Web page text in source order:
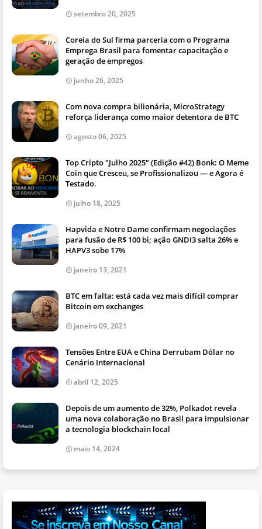
setembro 20, 2025
Coreia do Sul firma parceria com o Programa
Emprega Brasil para fomentar capacitação e
geração de empregos
junho 26, 2025
Com nova compra bilionária, MicroStrategy
reforça liderança como maior detentora de BTC
agosto 06, 2025
Top Cripto "Julho 2025" (Edição #42) Bonk: O Meme
Coin que Cresceu, se Profissionalizou — e Agora é
Testado.
julho 18, 2025
Hapvida e Notre Dame confirmam negociações
para fusão de R$ 100 bi; ação GNDI3 salta 26% e
HAPV3 sobe 17%
janeiro 13, 2021
BTC em falta: está cada vez mais difícil comprar
Bitcoin em exchanges
janeiro 09, 2021
Tensões Entre EUA e China Derrubam Dólar no
Cenário Internacional
abril 12, 2025
Depois de um aumento de 32%, Polkadot revela
uma nova colaboração no Brasil para impulsionar
a tecnologia blockchain local
maio 14, 2024